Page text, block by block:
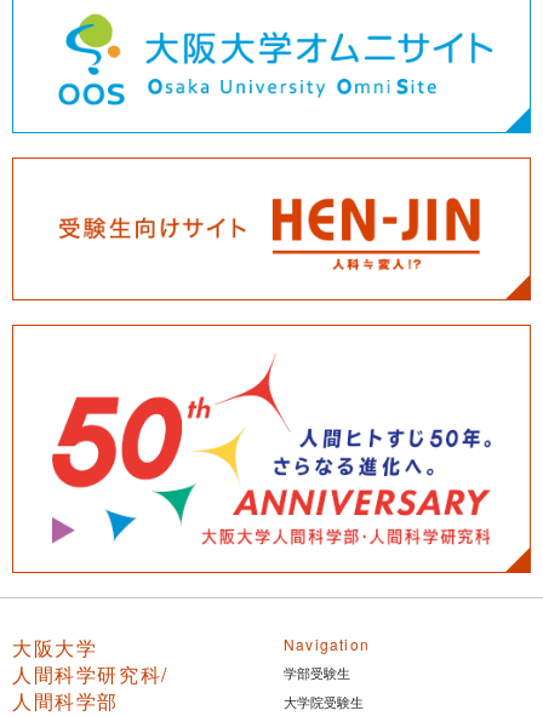
大阪大学
人間科学研究科/
人間科学部
Navigation
学部受験生
大学院受験生